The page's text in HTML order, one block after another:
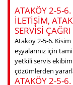
ATAKÖY 2-5-6.
ILETIŞIM,
SERVISI
Ataköy 2-5-6.
eşyalarınız için
yetkili servis
çözümlerden
ATAKÖY 2-5-6.